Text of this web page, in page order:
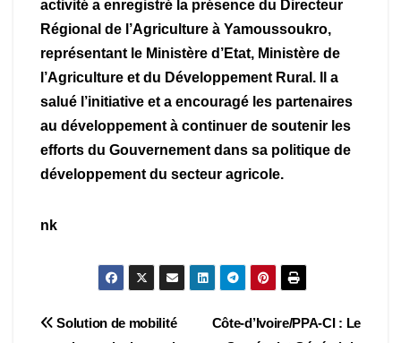
activité a enregistré la présence du Directeur
Régional de l’Agriculture à Yamoussoukro,
représentant le Ministère d’Etat, Ministère de
l’Agriculture et du Développement Rural. Il a
salué l’initiative et a encouragé les partenaires
au développement à continuer de soutenir les
efforts du Gouvernement dans sa politique de
développement du secteur agricole.
nk
Navigation
Côte-d’Ivoire/PPA-CI : Le
Solution de mobilité